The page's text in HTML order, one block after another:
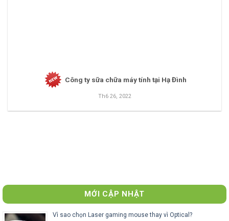
Công ty sữa chữa máy tính tại Hạ Đình
Th6 26, 2022
MỚI CẬP NHẬT
Vì sao chọn Laser gaming mouse thay vì Optical?